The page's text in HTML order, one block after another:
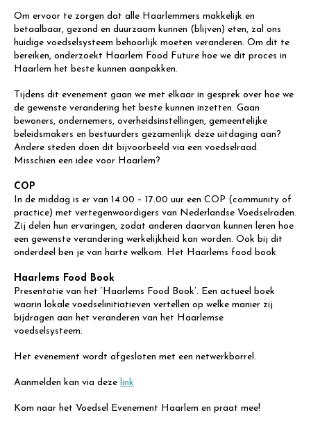
Om ervoor te zorgen dat alle Haarlemmers makkelijk en
betaalbaar, gezond en duurzaam kunnen (blijven) eten, zal ons
huidige voedselsysteem behoorlijk moeten veranderen. Om dit te
bereiken, onderzoekt Haarlem Food Future hoe we dit proces in
Haarlem het beste kunnen aanpakken.
Tijdens dit evenement gaan we met elkaar in gesprek over hoe we
de gewenste verandering het beste kunnen inzetten. Gaan
bewoners, ondernemers, overheidsinstellingen, gemeentelijke
beleidsmakers en bestuurders gezamenlijk deze uitdaging aan?
Andere steden doen dit bijvoorbeeld via een voedselraad.
Misschien een idee voor Haarlem?
COP
In de middag is er van 14.00 – 17.00 uur een COP (community of
practice) met vertegenwoordigers van Nederlandse Voedselraden.
Zij delen hun ervaringen, zodat anderen daarvan kunnen leren hoe
een gewenste verandering werkelijkheid kan worden. Ook bij dit
onderdeel ben je van harte welkom. Het Haarlems food book
Haarlems Food Book
Presentatie van het ‘Haarlems Food Book’. Een actueel boek
waarin lokale voedselinitiatieven vertellen op welke manier zij
bijdragen aan het veranderen van het Haarlemse
voedselsysteem.
Het evenement wordt afgesloten met een netwerkborrel.
Aanmelden kan via deze link
Kom naar het Voedsel Evenement Haarlem en praat mee!